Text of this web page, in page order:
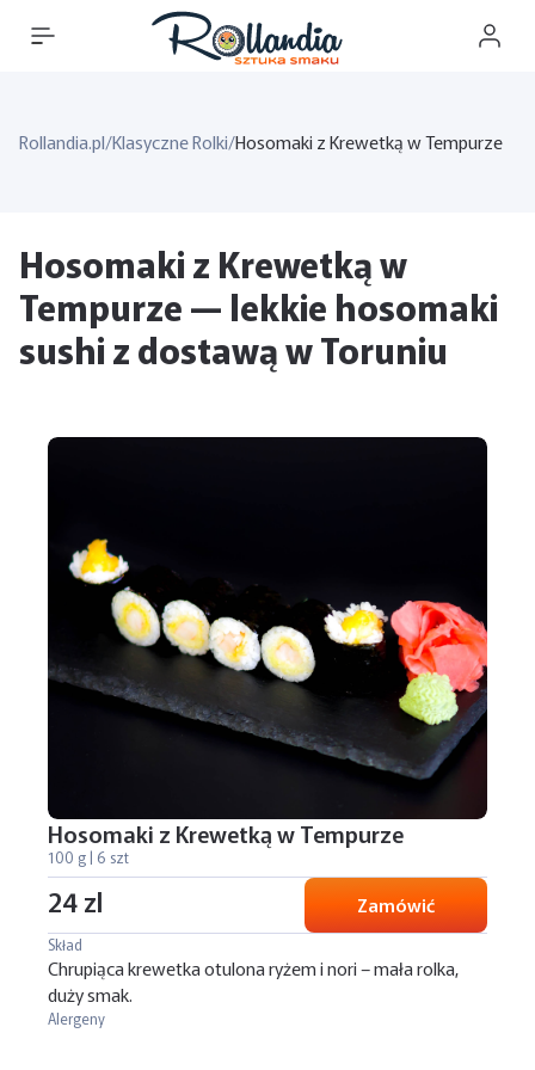
Rollandia.pl/Klasyczne Rolki/Hosomaki z Krewetką w Tempurze
Hosomaki z Krewetką w
Tempurze — lekkie hosomaki
sushi z dostawą w Toruniu
Hosomaki z Krewetką w Tempurze
100 g | 6 szt
24 zl Zamówić
Skład
Chrupiąca krewetka otulona ryżem i nori – mała rolka,
duży smak.
Alergeny